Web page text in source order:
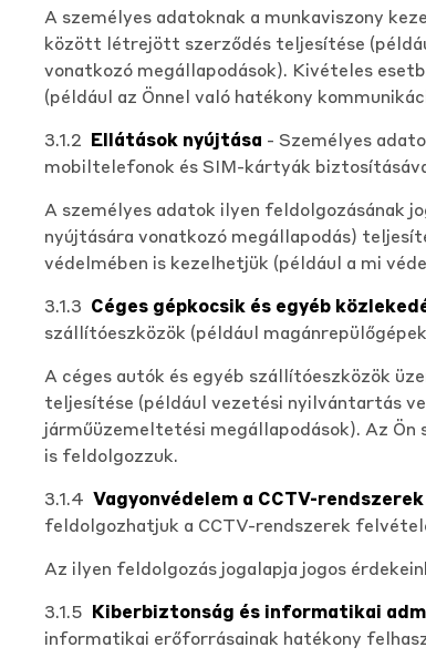
A személyes adatoknak a munkaviszony
között létrejött szerződés teljesítése
vonatkozó megállapodások). Kivételes
(például az Önnel való hatékony
3.1.2 Ellátások nyújtása - Személyes
mobiltelefonok és SIM-kártyák
A személyes adatok ilyen feldolgozásának
nyújtására vonatkozó megállapodás)
védelmében is kezelhetjük (például a mi
3.1.3 Céges gépkocsik és egyéb
szállítóeszközök (például
A céges autók és egyéb szállítóeszközök
teljesítése (például vezetési nyilvántartás
járműüzemeltetési megállapodások). Az
is feldolgozzuk.
3.1.4 Vagyonvédelem a CCTV-
feldolgozhatjuk a CCTV-rendszerek
Az ilyen feldolgozás jogalapja jogos
3.1.5 Kiberbiztonság és informatikai
informatikai erőforrásainak hatékony